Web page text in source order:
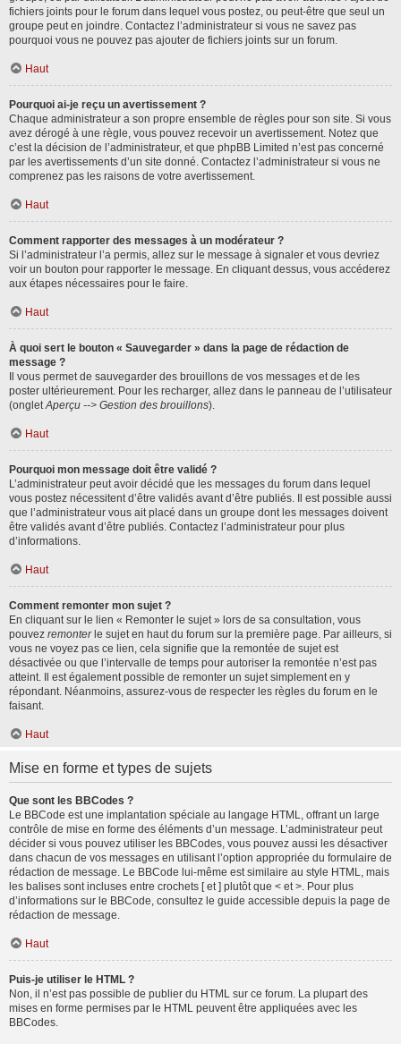
fichiers joints pour le forum dans lequel vous postez, ou peut-être que seul un
groupe peut en joindre. Contactez l’administrateur si vous ne savez pas
pourquoi vous ne pouvez pas ajouter de fichiers joints sur un forum.
Haut
Pourquoi ai-je reçu un avertissement ?
Chaque administrateur a son propre ensemble de règles pour son site. Si vous
avez dérogé à une règle, vous pouvez recevoir un avertissement. Notez que
c’est la décision de l’administrateur, et que phpBB Limited n’est pas concerné
par les avertissements d’un site donné. Contactez l’administrateur si vous ne
comprenez pas les raisons de votre avertissement.
Haut
Comment rapporter des messages à un modérateur ?
Si l’administrateur l’a permis, allez sur le message à signaler et vous devriez
voir un bouton pour rapporter le message. En cliquant dessus, vous accéderez
aux étapes nécessaires pour le faire.
Haut
À quoi sert le bouton « Sauvegarder » dans la page de rédaction de
message ?
Il vous permet de sauvegarder des brouillons de vos messages et de les
poster ultérieurement. Pour les recharger, allez dans le panneau de l’utilisateur
(ongletAperçu --> Gestion des brouillons).
Haut
Pourquoi mon message doit être validé ?
L’administrateur peut avoir décidé que les messages du forum dans lequel
vous postez nécessitent d’être validés avant d’être publiés. Il est possible aussi
que l’administrateur vous ait placé dans un groupe dont les messages doivent
être validés avant d’être publiés. Contactez l’administrateur pour plus
d’informations.
Haut
Comment remonter mon sujet ?
En cliquant sur le lien « Remonter le sujet » lors de sa consultation, vous
pouvez remonterle sujet en haut du forum sur la première page. Par ailleurs, si
vous ne voyez pas ce lien, cela signifie que la remontée de sujet est
désactivée ou que l’intervalle de temps pour autoriser la remontée n’est pas
atteint. Il est également possible de remonter un sujet simplement en y
répondant. Néanmoins, assurez-vous de respecter les règles du forum en le
faisant.
Haut
Mise en forme et types de sujets
Que sont les BBCodes ?
Le BBCode est une implantation spéciale au langage HTML, offrant un large
contrôle de mise en forme des éléments d’un message. L’administrateur peut
décider si vous pouvez utiliser les BBCodes, vous pouvez aussi les désactiver
dans chacun de vos messages en utilisant l’option appropriée du formulaire de
rédaction de message. Le BBCode lui-même est similaire au style HTML, mais
les balises sont incluses entre crochets [ et ] plutôt que < et >. Pour plus
d’informations sur le BBCode, consultez le guide accessible depuis la page de
rédaction de message.
Haut
Puis-je utiliser le HTML ?
Non, il n’est pas possible de publier du HTML sur ce forum. La plupart des
mises en forme permises par le HTML peuvent être appliquées avec les
BBCodes.